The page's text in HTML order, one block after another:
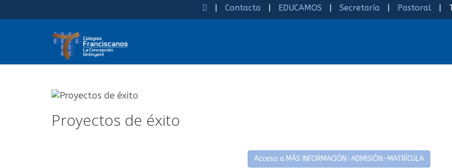
| Contacta | EDUCAMOS | Secretaría | Pastoral |
Proyectos de éxito
Acceso a MÁS INFORMACIÓN-ADMISIÓN-MATRÍCULA